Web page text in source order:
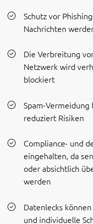
Schutz vor
Nachrichten
Die Verbreitung
Netzwerk wird
blockiert
Spam-Vermeidung
reduziert Risiken
Compliance- und
eingehalten, da
oder absichtlich
werden
Datenlecks
und individuelle